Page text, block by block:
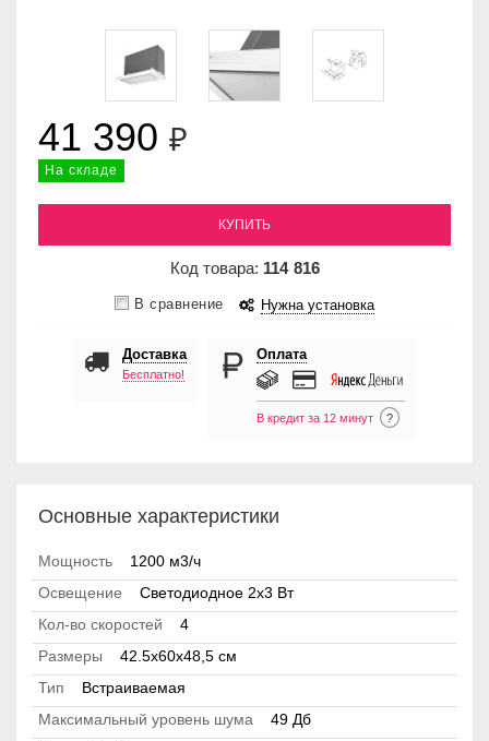
41 390 ₽
На складе
КУПИТЬ
Код товара: 114 816
В сравнение Нужна установка
Доставка
Бесплатно!
Оплата
В кредит за 12 минут ?
Основные характеристики
Мощность
1200 м3/ч
Освещение
Светодиодное 2х3 Вт
Кол-во скоростей
4
Размеры
42.5х60x48,5 см
Тип
Встраиваемая
Максимальный уровень шума
49 Дб